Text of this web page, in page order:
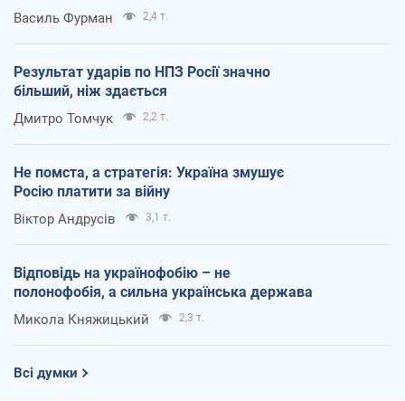
Василь Фурман 2,4 т.
Результат ударів по НПЗ Росії значно
більший, ніж здається
Дмитро Томчук 2,2 т.
Не помста, а стратегія: Україна змушує
Росію платити за війну
Віктор Андрусів 3,1 т.
Відповідь на українофобію – не
полонофобія, а сильна українська держава
Микола Княжицький 2,3 т.
Всі думки